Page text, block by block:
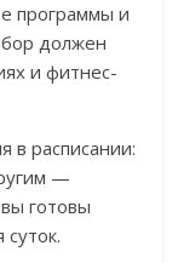
программы и
должен
и фитнес-
в расписании:
—
готовы